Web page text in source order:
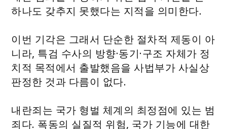
하나도 갖추지 못했다는 지적을 의미한다.
이번 기각은 그래서 단순한 절차적 제동이 아
니라, 특검 수사의 방향·동기·구조 자체가 정
치적 목적에서 출발했음을 사법부가 사실상
판정한 것과 다름이 없다.
내란죄는 국가 형벌 체계의 최정점에 있는 범
죄다. 폭동의 실질적 위험, 국가 기능에 대한